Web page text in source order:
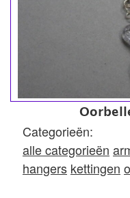
Categorieën:
alle categorieën
hangers kettingen